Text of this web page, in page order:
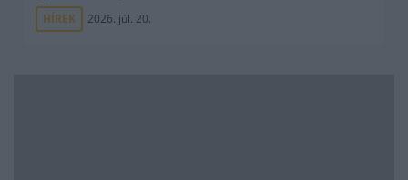
HÍREK 2026. júl. 20.